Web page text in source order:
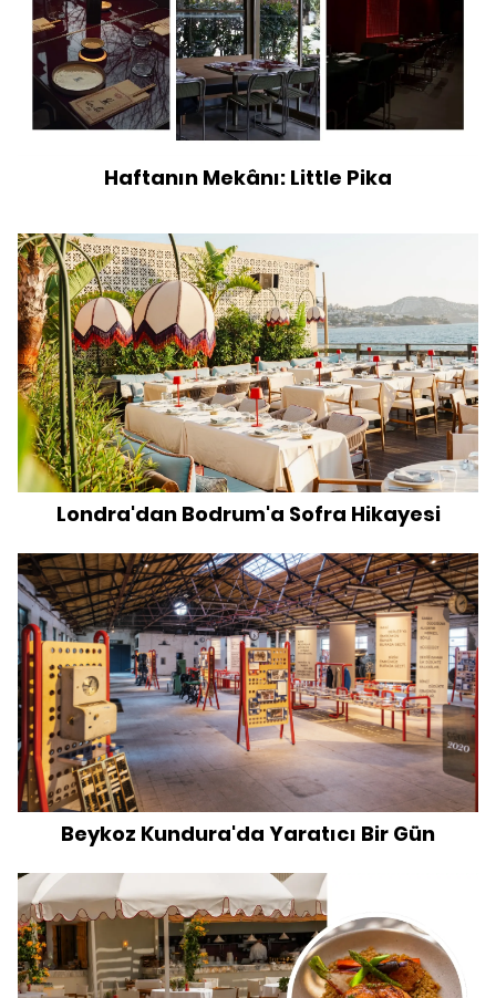
Haftanın Mekânı: Little Pika
Londra'dan Bodrum'a Sofra Hikayesi
Beykoz Kundura'da Yaratıcı Bir Gün